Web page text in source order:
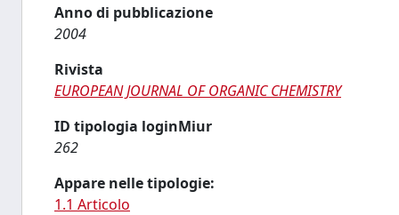
Anno di pubblicazione
2004
Rivista
EUROPEAN JOURNAL OF ORGANIC CHEMISTRY
ID tipologia loginMiur
262
Appare nelle tipologie:
1.1 Articolo